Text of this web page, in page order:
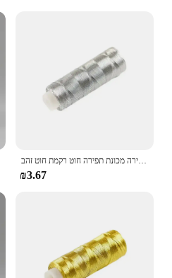
חוט 200 חוט תפירה בעבודת יד מכונת תפירה מכונת תפירה חוט רקמת חוט זהב
₪3.67